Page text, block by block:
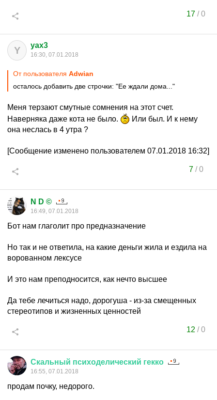
17 /0
Y yax3
16:30, 07.01.2018
От пользователя Adwian
осталось добавить две строчки: "Ее ждали дома..."
Меня терзают смутные сомнения на этот счет.
Наверняка даже кота не было.
Или был. И к нему
она неслась в 4 утра ?
[Сообщение изменено пользователем 07.01.2018 16:32]
7/0
N D ©
16:49, 07.01.2018
Бот нам глаголит про предназначение
Но так и не ответила, на какие деньги жила и ездила на
ворованном лексусе
И это нам преподносится, как нечто высшее
Да тебе лечиться надо, дорогуша - из-за смещенных
стереотипов и жизненных ценностей
12 /0
Скальный психоделический гекко
16:55, 07.01.2018
продам почку, недорого.